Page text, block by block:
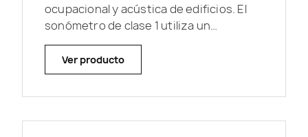
ocupacional y acústica de edificios. El
sonómetro de clase 1 utiliza un
micrófono que ofrece una...
Ver producto